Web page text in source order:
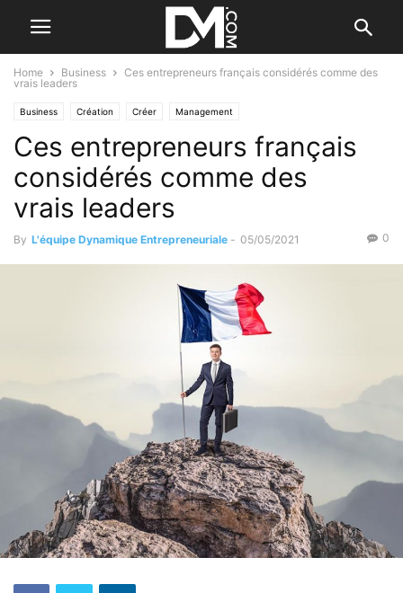
Home Business
Ces entrepreneurs français considérés comme des
vrais leaders
Business Création Créer Management
Les qualités de l'entrepreneur
Ces entrepreneurs français
considérés comme des
vrais leaders
By L'équipe Dynamique Entrepreneuriale - 05/05/2021 0